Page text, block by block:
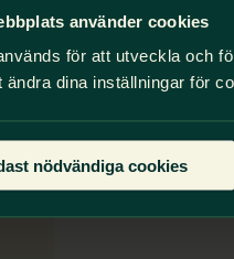
använder cookies
för att utveckla och
ändra dina inställningar för
nödvändiga cookies